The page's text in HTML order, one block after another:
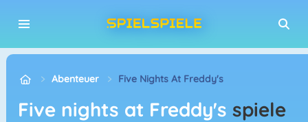
Abenteuer Five Nights At Freddy's
Five nights at Freddy'sspiele